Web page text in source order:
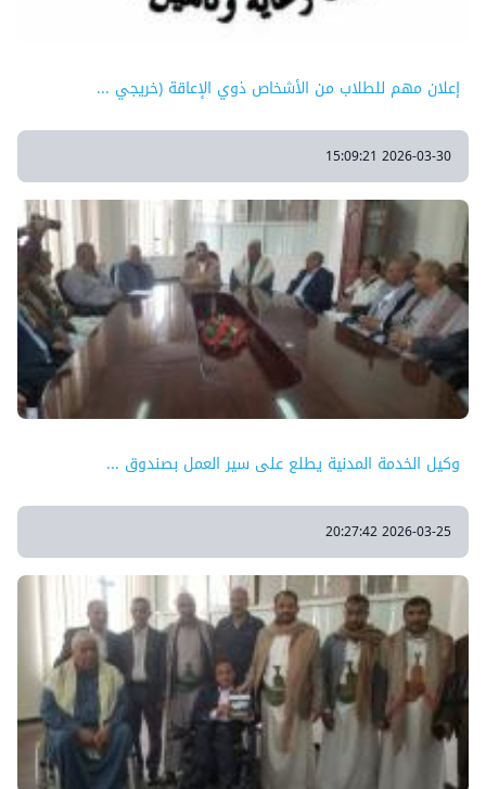
إعلان مهم للطلاب من الأشخاص ذوي الإعاقة (خريجي ...
2026-03-30 15:09:21
وكيل الخدمة المدنية يطلع على سير العمل بصندوق ...
2026-03-25 20:27:42